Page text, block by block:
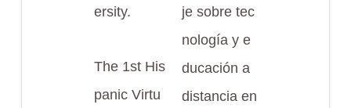
ersity.
The 1st His
panic Virtu
je sobre tec
nología y e
ducación a
distancia en